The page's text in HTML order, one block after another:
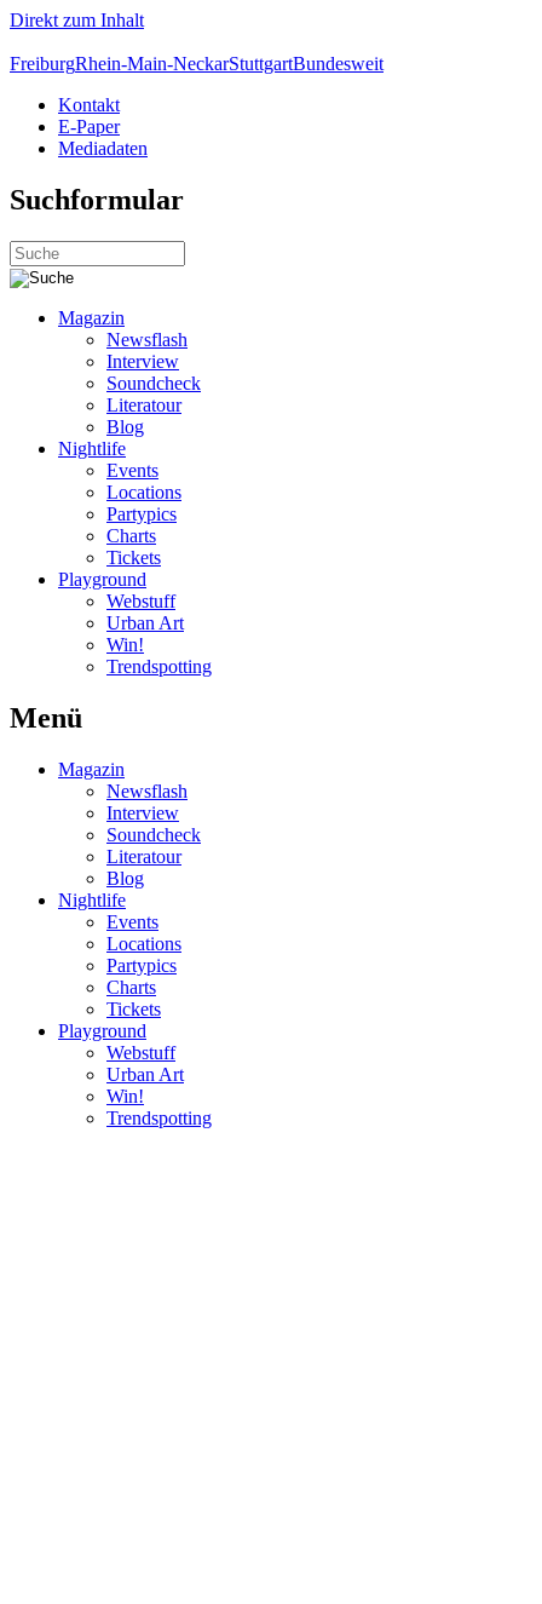
Direkt zum Inhalt
FreiburgRhein-Main-NeckarStuttgartBundesweit
Kontakt
E-Paper
Mediadaten
Suchformular
Magazin
Newsflash
Interview
Soundcheck
Literatour
Blog
Nightlife
Events
Locations
Partypics
Charts
Tickets
Playground
Webstuff
Urban Art
Win!
Trendspotting
Menü
Magazin
Newsflash
Interview
Soundcheck
Literatour
Blog
Nightlife
Events
Locations
Partypics
Charts
Tickets
Playground
Webstuff
Urban Art
Win!
Trendspotting